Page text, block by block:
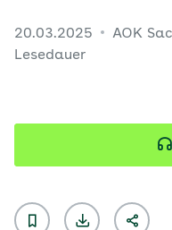
20.03.2025 AOK
Lesedauer